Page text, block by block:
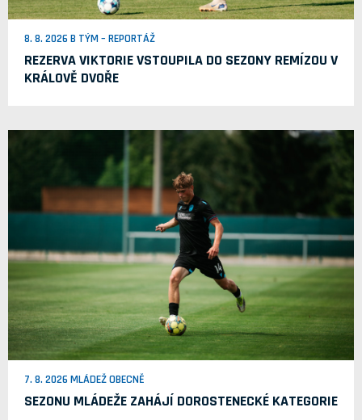
8. 8. 2026 B TÝM – REPORTÁŽ
REZERVA VIKTORIE VSTOUPILA DO SEZONY REMÍZOU V
KRÁLOVĚ DVOŘE
7. 8. 2026 MLÁDEŽ OBECNĚ
SEZONU MLÁDEŽE ZAHÁJÍ DOROSTENECKÉ KATEGORIE